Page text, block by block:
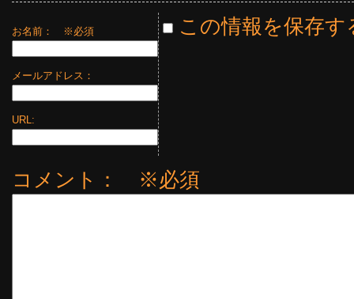
お名前： ※必須
メールアドレス：
URL:
この情報を保存す
コメント： ※必須